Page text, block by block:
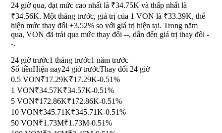
24 giờ qua, đạt mức cao nhất là ₹34.75K và thấp nhất là
₹34.56K. Một tháng trước, giá trị của 1 VON là ₹33.39K, thể
hiện mức thay đổi +3.52% so với giá trị hiện tại. Trong năm
qua, VON đã trải qua mức thay đổi --, dẫn đến giá trị thay đổi -
-.
24 giờ trước1 tháng trước1 năm trước
Số tiềnHiện nay24 giờ trướcThay đổi 24 giờ
0.5 VON₹17.29K₹17.29K-0.51%
1 VON₹34.57K₹34.57K-0.51%
5 VON₹172.86K₹172.86K-0.51%
10 VON₹345.71K₹345.71K-0.51%
50 VON₹1.73M₹1.73M-0.51%